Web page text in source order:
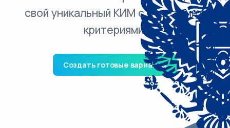
свой уникальный КИМ с ответами и
критериями.
Создать готовые варианты